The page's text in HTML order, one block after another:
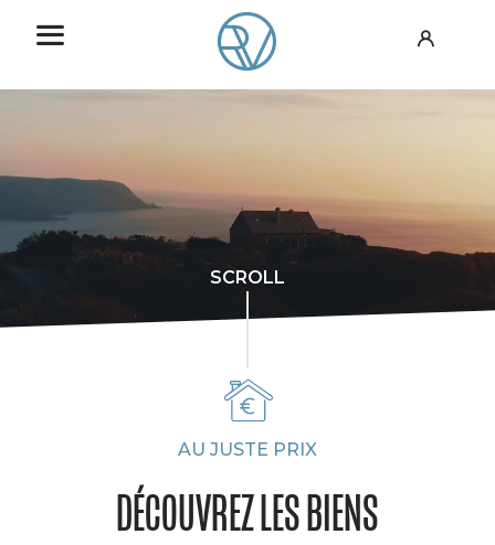
SCROLL
AU JUSTE PRIX
DÉCOUVREZ LES BIENS